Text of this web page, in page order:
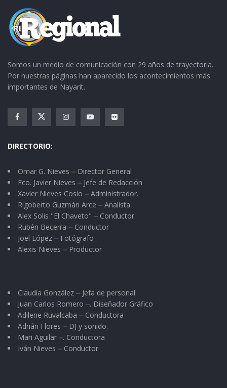
Somos un medio de comunicación con 29 años de trayectoria.
Por nuestras páginas han aparecido los acontecimientos más
importantes de Nayarit.
DIRECTORIO:
Omar G. Nieves ⏤ Director General
Fco. Javier Nieves ⏤ Jefe de Redacción
Xavier Nieves Cosio ⏤ Administrador.
Rigoberto Guzmán Arce ⏤ Analista
Alex Solis "El Chaveto" ⏤ Conductor.
Rubén Becerra ⏤ Conductor
Joel López ⏤ Fotógrafo
Alexis Nieves ⏤ Productor
Claudia González ⏤ Jefa de personal
Juan Carlos Romero ⏤. Diseñador Gráfico
Adilene Ruvalcaba ⏤ Conductora
Adrián Flores ⏤ DJ y sonido.
Mari Aguilar ⏤. Conductora
Iván Nieves ⏤ Conductor